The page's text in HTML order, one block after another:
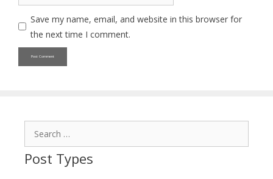
Save my name, email, and website in this browser for
the next time I comment.
Post Types